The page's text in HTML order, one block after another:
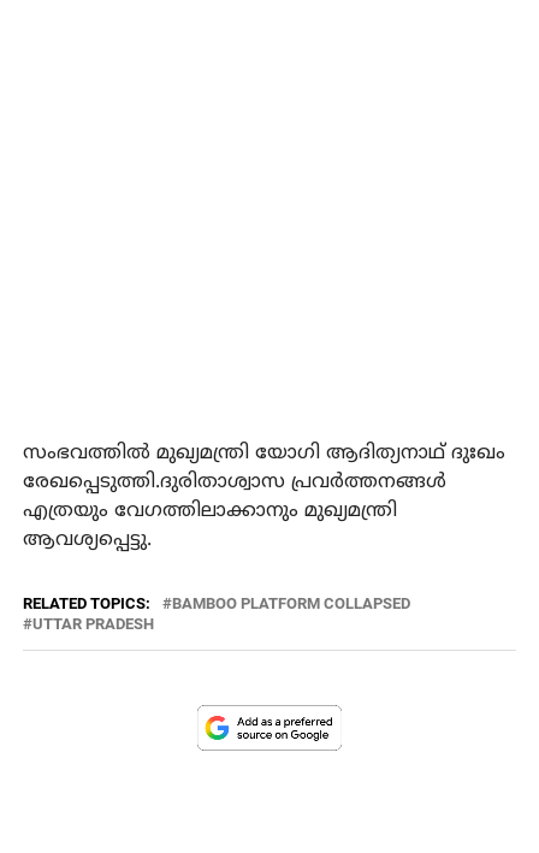
സംഭവത്തില്‍ മുഖ്യമന്ത്രി യോഗി ആദിത്യനാഥ് ദുഃഖം
രേഖപ്പെടുത്തി.ദുരിതാശ്വാസ പ്രവര്‍ത്തനങ്ങള്‍
എത്രയും വേഗത്തിലാക്കാനും മുഖ്യമന്ത്രി
ആവശ്യപ്പെട്ടു.
RELATED TOPICS:
BAMBOO PLATFORM COLLAPSED
UTTAR PRADESH